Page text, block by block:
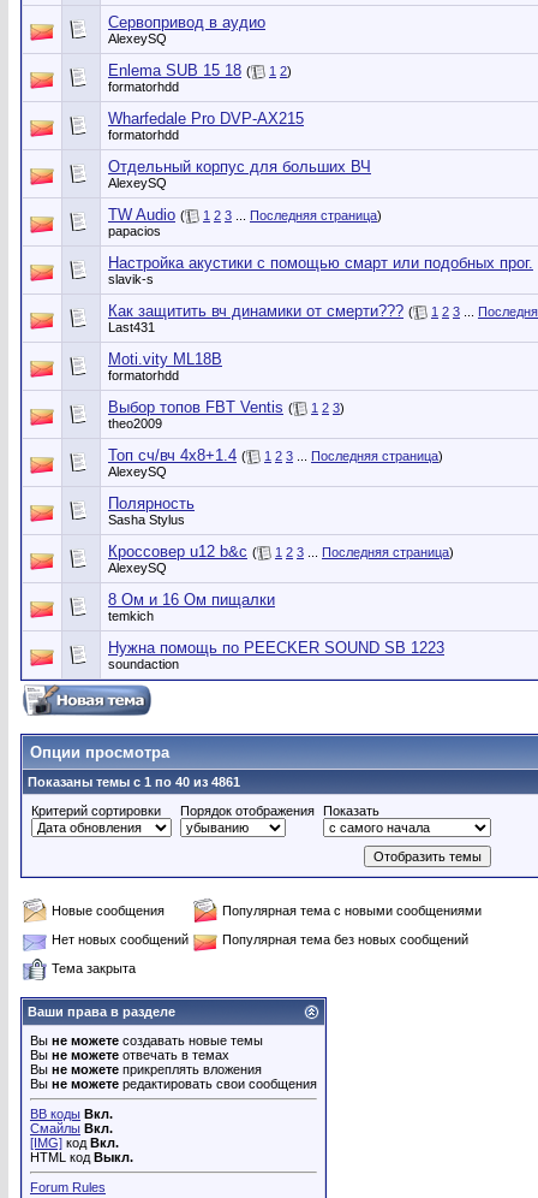
Сервопривод в аудио
AlexeySQ
Enlema SUB 15 18 ( 1 2)
formatorhdd
Wharfedale Pro DVP-AX215
formatorhdd
Отдельный корпус для больших ВЧ
AlexeySQ
TW Audio ( 1 2 3 Последняя страница)
papacios
Настройка акустики с помощью смарт или подобных прог.
slavik-s
Как защитить вч динамики от смерти??? ( 1 2 3
Last431
Moti.vity ML18B
formatorhdd
Выбор топов FBT Ventis ( 1 2 3)
theo2009
Топ сч/вч 4х8+1.4 ( 1 2 3 Последняя страница)
AlexeySQ
Полярность
Sasha Stylus
Кроссовер u12 b&c ( 1 2 3 Последняя страница)
AlexeySQ
8 Ом и 16 Ом пищалки
temkich
Нужна помощь по PEECKER SOUND SB 1223
soundaction
Опции просмотра
Показаны темы с 1 по 40 из 4861
Критерий сортировки
Порядок отображения Показать
Новые сообщения
Популярная тема с новыми сообщениями
Нет новых сообщений
Популярная тема без новых сообщений
Тема закрыта
Ваши права в разделе
Вы не можете создавать новые темы
Вы не можете отвечать в темах
Вы не можете прикреплять вложения
Вы не можете редактировать свои сообщения
BB коды Вкл.
Смайлы Вкл.
[IMG] код Вкл.
HTML код Выкл.
Forum Rules